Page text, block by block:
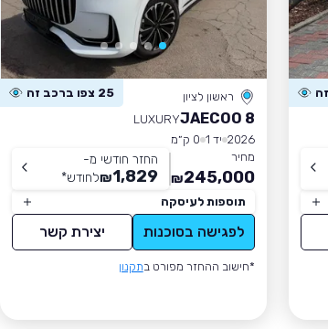
ראשון לציון 25 צפו ברכב זה
JAECOO 8
LUXURY
2026 יד 1
0 ק״מ
מחיר
245,000
₪
החזר חודשי מ-
1,829
₪לחודש*
תוספות לעיסקה
לפגישה בסוכנות יצירת קשר
*חישוב ההחזר מפורט בתקנון